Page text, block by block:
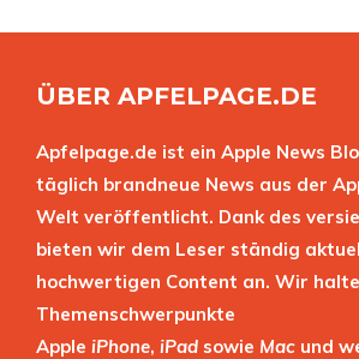
ÜBER APFELPAGE.DE
Apfelpage.de ist ein Apple News
täglich brandneue News aus der
Welt veröffentlicht. Dank des
bieten wir dem Leser ständig
hochwertigen Content an. Wir
Themenschwerpunkte
Apple iPhone, iPad sowie Mac und